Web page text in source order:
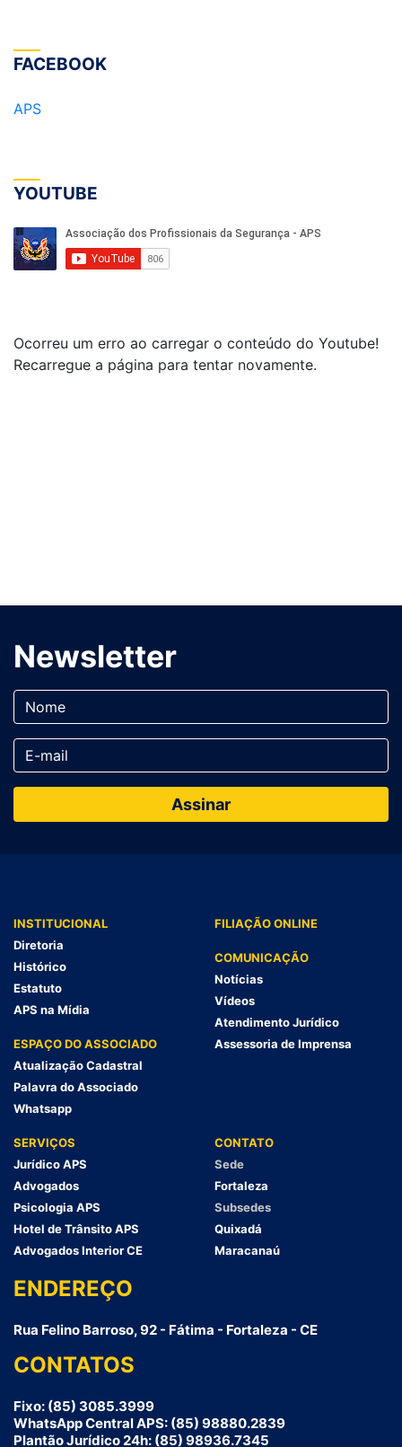
FACEBOOK
APS
YOUTUBE
Ocorreu um erro ao carregar o conteúdo do Youtube!
Recarregue a página para tentar novamente.
Newsletter
INSTITUCIONAL
Diretoria
Histórico
Estatuto
APS na Mídia
ESPAÇO DO ASSOCIADO
Atualização Cadastral
Palavra do Associado
Whatsapp
FILIAÇÃO ONLINE
COMUNICAÇÃO
Notícias
Vídeos
Atendimento Jurídico
Assessoria de Imprensa
SERVIÇOS
Jurídico APS
Advogados
Psicologia APS
Hotel de Trânsito APS
Advogados Interior CE
CONTATO
Sede
Fortaleza
Subsedes
Quixadá
Maracanaú
ENDEREÇO
Rua Felino Barroso, 92 - Fátima - Fortaleza - CE
CONTATOS
Fixo: (85) 3085.3999
WhatsApp Central APS: (85) 98880.2839
Plantão Jurídico 24h: (85) 98936.7345